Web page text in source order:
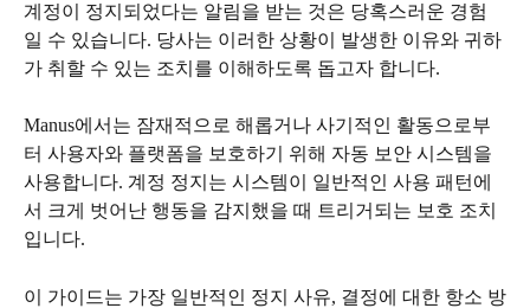
계정이 정지되었다는 알림을 받는 것은 당혹스러운 경험
일 수 있습니다. 당사는 이러한 상황이 발생한 이유와 귀하
가 취할 수 있는 조치를 이해하도록 돕고자 합니다.
Manus에서는 잠재적으로 해롭거나 사기적인 활동으로부
터 사용자와 플랫폼을 보호하기 위해 자동 보안 시스템을
사용합니다. 계정 정지는 시스템이 일반적인 사용 패턴에
서 크게 벗어난 행동을 감지했을 때 트리거되는 보호 조치
입니다.
이 가이드는 가장 일반적인 정지 사유, 결정에 대한 항소 방